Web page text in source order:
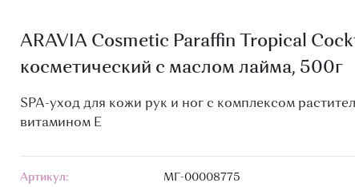
ARAVIA Cosmetic Paraffin Tropical
косметический с маслом лайма, 500г
SPA-уход для кожи рук и ног с комплексом
витамином Е
Артикул:
МГ-00008775